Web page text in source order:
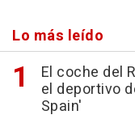
Lo más leído
El coche del
el deportivo
Spain'